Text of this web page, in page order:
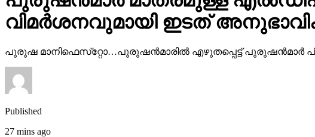
വിമര്‍ശനവുമായി ഇടത്
പുരുഷ മാനിഫെസ്‌റ്റോ…പുരുഷന്‍മാരില്‍ എഴുതപ്പെട്ട് പുരുഷന്‍മാര്‍
Published
27 mins ago